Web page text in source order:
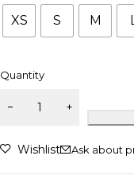
XS S M
Quantity
Wishlist Ask about